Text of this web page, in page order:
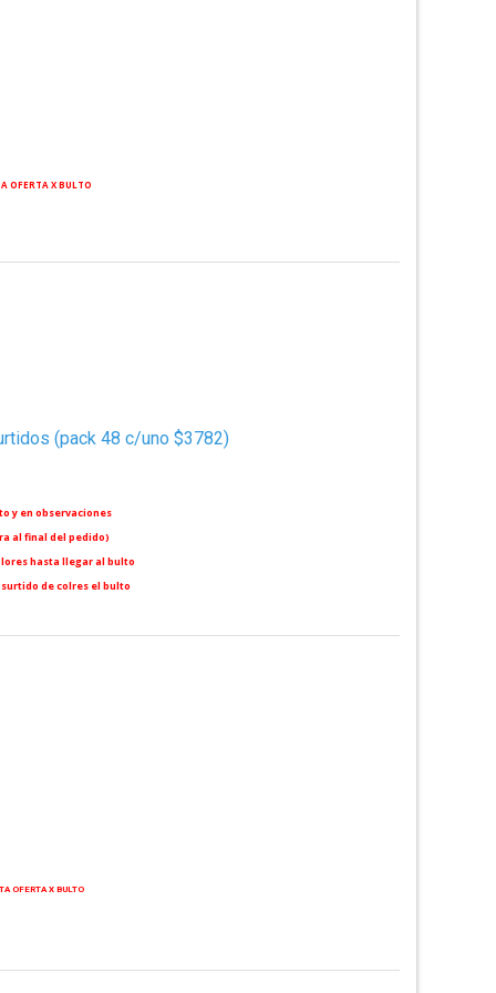
OFERTA X BULTO
(pack 48 c/uno $3782)
y en observaciones
al final del pedido)
hasta llegar al bulto
de colres el bulto
OFERTA X BULTO